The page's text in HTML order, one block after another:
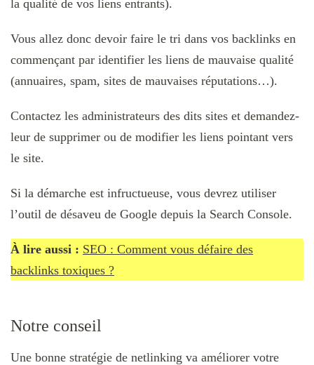
la qualité de vos liens entrants).
Vous allez donc devoir faire le tri dans vos backlinks en
commençant par identifier les liens de mauvaise qualité
(annuaires, spam, sites de mauvaises réputations…).
Contactez les administrateurs des dits sites et demandez-
leur de supprimer ou de modifier les liens pointant vers
le site.
Si la démarche est infructueuse, vous devrez utiliser
l’outil de désaveu de Google depuis la Search Console.
À lire aussi : SEO : Comment vous défaire des
backlinks toxiques ?
Notre conseil
Une bonne stratégie de netlinking va améliorer votre